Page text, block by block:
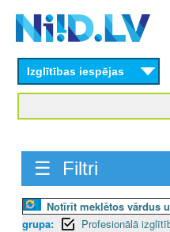
content
Izglītības iespējas
☰ Filtri
Notīrīt meklētos vārdus
grupa:
Profesionālā